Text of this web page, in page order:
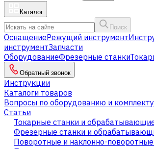
Каталог
Поиск
ОснащениеРежущий инструмент
инструментЗапчасти
ОборудованиеФрезерные станки
Обратный звонок
Инструкции
Каталоги товаров
Вопросы по оборудованию и
Статьи
Токарные станки и
Фрезерные станки и
Поворотные и наклонно-